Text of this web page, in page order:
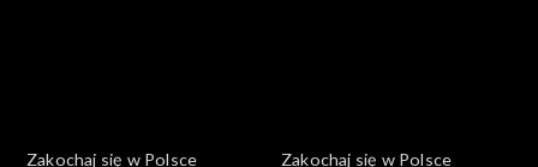
Zakochaj się w Polsce
Zakochaj się w Polsce